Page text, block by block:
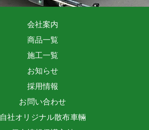
会社案内
商品一覧
施工一覧
お知らせ
採用情報
お問い合わせ
自社オリジナル散布車輛